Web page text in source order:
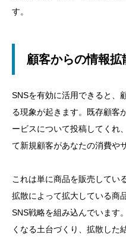
す。
顧客からの情報拡
SNSを有効に活用できると、
る現象が起きます。既存顧客
ービスについて投稿してくれ
て新規顧客があなたの消費や
これは単に商品を販売してい
拡散によって拡大している商
SNS戦略を組み込んでいます
くなる土台づくり、拡散した